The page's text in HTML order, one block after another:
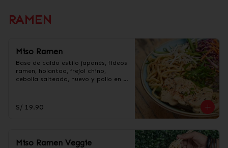
RAMEN
Miso Ramen
Base de caldo estilo japonés, fideos
ramen, holantao, frejol chino,
cebolla salteada, huevo y pollo en
S/ 19.90
Miso Ramen Veggie